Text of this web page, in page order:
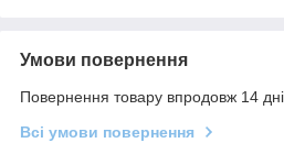
Умови повернення
Повернення товару впродовж 14
Всі умови повернення